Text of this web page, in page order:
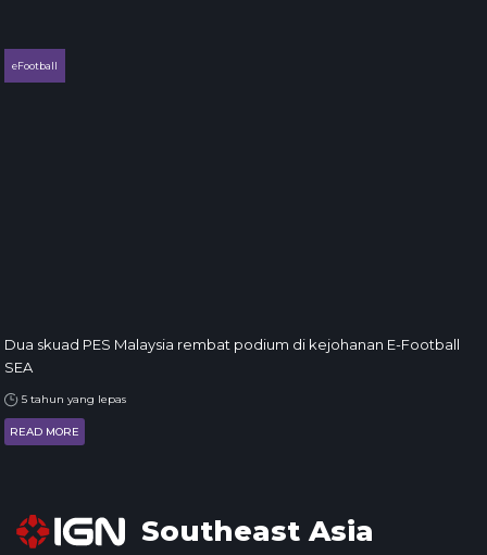
eFootball
Dua skuad PES Malaysia rembat podium di kejohanan E-Football
SEA
5 tahun yang lepas
READ MORE
Southeast Asia